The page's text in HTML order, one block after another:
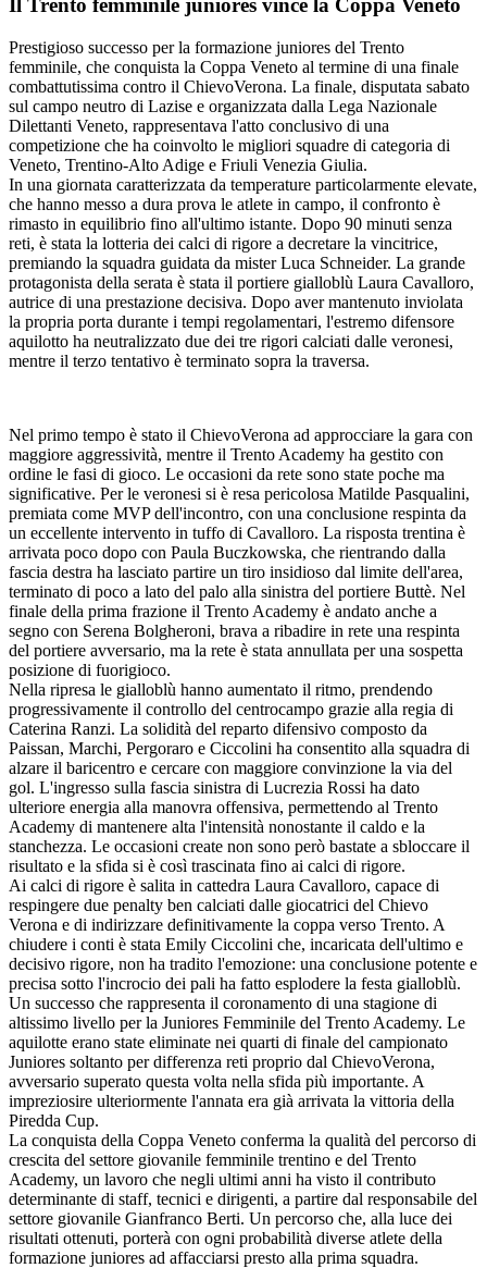
Il Trento femminile juniores vince la Coppa Veneto
Prestigioso successo per la formazione juniores del Trento
femminile, che conquista la Coppa Veneto al termine di una finale
combattutissima contro il ChievoVerona. La finale, disputata sabato
sul campo neutro di Lazise e organizzata dalla Lega Nazionale
Dilettanti Veneto, rappresentava l'atto conclusivo di una
competizione che ha coinvolto le migliori squadre di categoria di
Veneto, Trentino-Alto Adige e Friuli Venezia Giulia.
In una giornata caratterizzata da temperature particolarmente elevate,
che hanno messo a dura prova le atlete in campo, il confronto è
rimasto in equilibrio fino all'ultimo istante. Dopo 90 minuti senza
reti, è stata la lotteria dei calci di rigore a decretare la vincitrice,
premiando la squadra guidata da mister Luca Schneider. La grande
protagonista della serata è stata il portiere gialloblù Laura Cavalloro,
autrice di una prestazione decisiva. Dopo aver mantenuto inviolata
la propria porta durante i tempi regolamentari, l'estremo difensore
aquilotto ha neutralizzato due dei tre rigori calciati dalle veronesi,
mentre il terzo tentativo è terminato sopra la traversa.
Nel primo tempo è stato il ChievoVerona ad approcciare la gara con
maggiore aggressività, mentre il Trento Academy ha gestito con
ordine le fasi di gioco. Le occasioni da rete sono state poche ma
significative. Per le veronesi si è resa pericolosa Matilde Pasqualini,
premiata come MVP dell'incontro, con una conclusione respinta da
un eccellente intervento in tuffo di Cavalloro. La risposta trentina è
arrivata poco dopo con Paula Buczkowska, che rientrando dalla
fascia destra ha lasciato partire un tiro insidioso dal limite dell'area,
terminato di poco a lato del palo alla sinistra del portiere Buttè. Nel
finale della prima frazione il Trento Academy è andato anche a
segno con Serena Bolgheroni, brava a ribadire in rete una respinta
del portiere avversario, ma la rete è stata annullata per una sospetta
posizione di fuorigioco.
Nella ripresa le gialloblù hanno aumentato il ritmo, prendendo
progressivamente il controllo del centrocampo grazie alla regia di
Caterina Ranzi. La solidità del reparto difensivo composto da
Paissan, Marchi, Pergoraro e Ciccolini ha consentito alla squadra di
alzare il baricentro e cercare con maggiore convinzione la via del
gol. L'ingresso sulla fascia sinistra di Lucrezia Rossi ha dato
ulteriore energia alla manovra offensiva, permettendo al Trento
Academy di mantenere alta l'intensità nonostante il caldo e la
stanchezza. Le occasioni create non sono però bastate a sbloccare il
risultato e la sfida si è così trascinata fino ai calci di rigore.
Ai calci di rigore è salita in cattedra Laura Cavalloro, capace di
respingere due penalty ben calciati dalle giocatrici del Chievo
Verona e di indirizzare definitivamente la coppa verso Trento. A
chiudere i conti è stata Emily Ciccolini che, incaricata dell'ultimo e
decisivo rigore, non ha tradito l'emozione: una conclusione potente e
precisa sotto l'incrocio dei pali ha fatto esplodere la festa gialloblù.
Un successo che rappresenta il coronamento di una stagione di
altissimo livello per la Juniores Femminile del Trento Academy. Le
aquilotte erano state eliminate nei quarti di finale del campionato
Juniores soltanto per differenza reti proprio dal ChievoVerona,
avversario superato questa volta nella sfida più importante. A
impreziosire ulteriormente l'annata era già arrivata la vittoria della
Piredda Cup.
La conquista della Coppa Veneto conferma la qualità del percorso di
crescita del settore giovanile femminile trentino e del Trento
Academy, un lavoro che negli ultimi anni ha visto il contributo
determinante di staff, tecnici e dirigenti, a partire dal responsabile del
settore giovanile Gianfranco Berti. Un percorso che, alla luce dei
risultati ottenuti, porterà con ogni probabilità diverse atlete della
formazione juniores ad affacciarsi presto alla prima squadra.